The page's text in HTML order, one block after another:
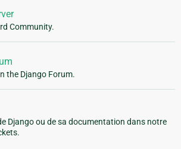
Community.
the Django Forum.
Django ou de sa documentation dans notre